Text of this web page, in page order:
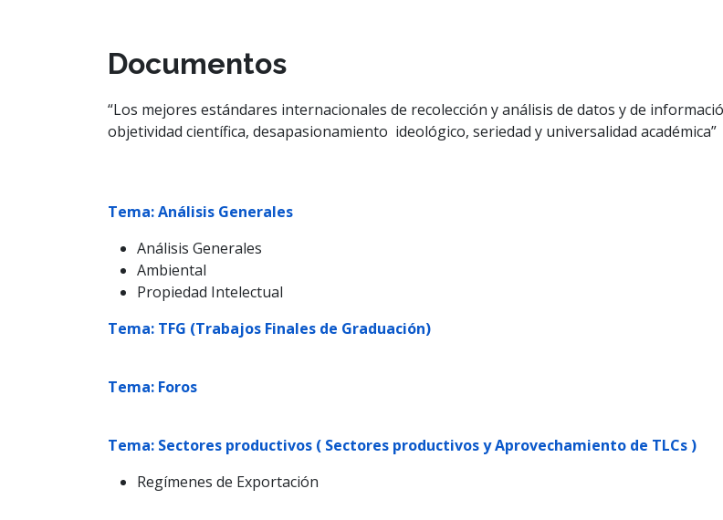
Documentos
“Los mejores estándares internacionales de recolección y análisis de datos y de
objetividad científica, desapasionamiento ideológico, seriedad y universalidad académica”
Tema: Análisis Generales
Análisis Generales
Ambiental
Propiedad Intelectual
Tema: TFG (Trabajos Finales de Graduación)
Tema: Foros
Tema: Sectores productivos ( Sectores productivos y Aprovechamiento de TLCs )
Regímenes de Exportación